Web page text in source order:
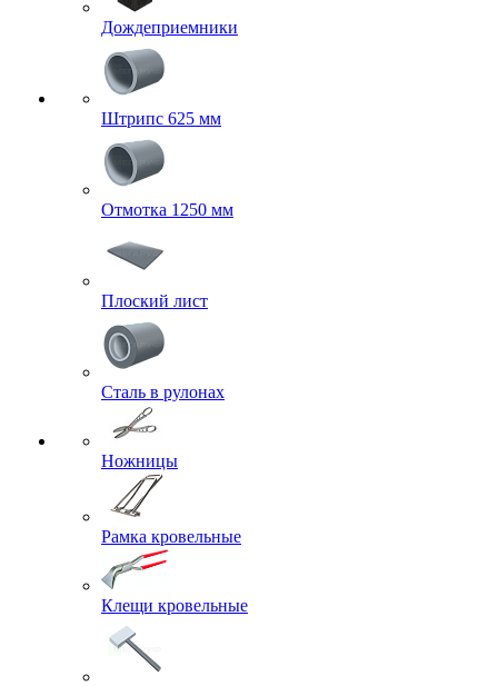
Дождеприемники
Штрипс 625 мм
Отмотка 1250 мм
Плоский лист
Сталь в рулонах
Ножницы
Рамка кровельные
Клещи кровельные